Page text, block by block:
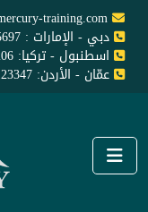
training.com
دبي - الإمارات : 0097144505697
اسطنبول - تركيا: 00905395991206
عمّان - الأردن: 00962797123347